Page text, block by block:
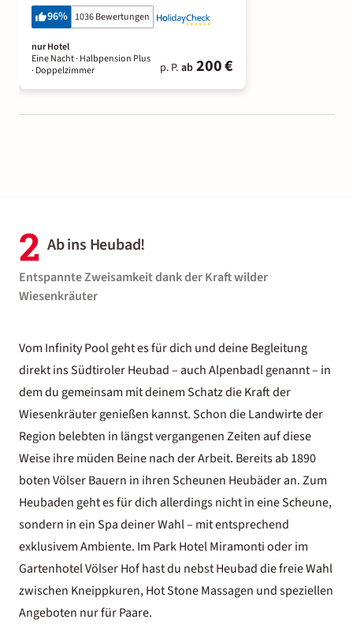
96% 1036 Bewertungen
nur Hotel
Eine Nacht· Halbpension Plus
· Doppelzimmer
p. P. ab 200 €
2 Ab ins Heubad!
Entspannte Zweisamkeit dank der Kraft wilder
Wiesenkräuter
Vom Infinity Pool geht es für dich und deine Begleitung
direkt ins Südtiroler Heubad – auch Alpenbadl genannt – in
dem du gemeinsam mit deinem Schatz die Kraft der
Wiesenkräuter genießen kannst. Schon die Landwirte der
Region belebten in längst vergangenen Zeiten auf diese
Weise ihre müden Beine nach der Arbeit. Bereits ab 1890
boten Völser Bauern in ihren Scheunen Heubäder an. Zum
Heubaden geht es für dich allerdings nicht in eine Scheune,
sondern in ein Spa deiner Wahl – mit entsprechend
exklusivem Ambiente. Im Park Hotel Miramontioder im
Gartenhotel Völser Hofhast du nebst Heubad die freie Wahl
zwischen Kneippkuren, Hot Stone Massagen und speziellen
Angeboten nur für Paare.